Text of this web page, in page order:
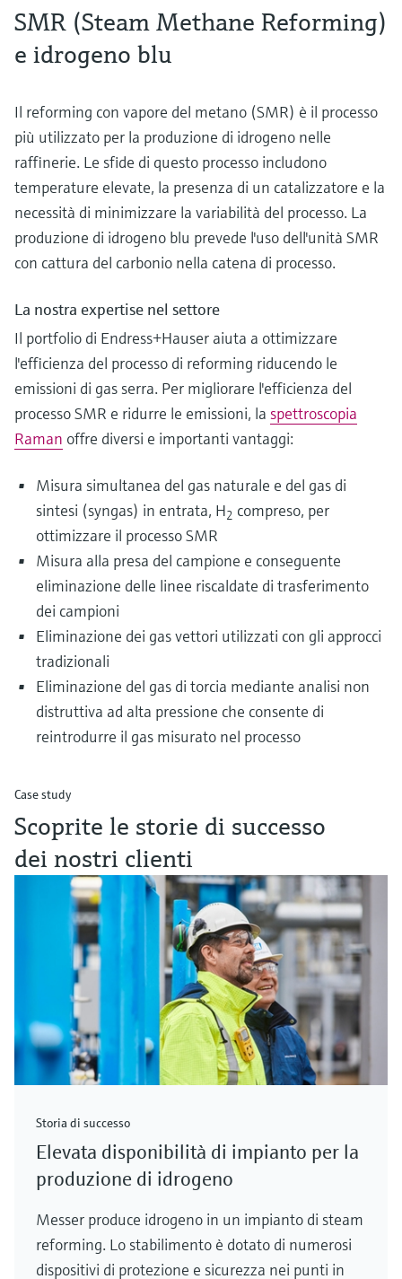
SMR (Steam Methane Reforming)
e idrogeno blu
Il reforming con vapore del metano (SMR) è il processo
più utilizzato per la produzione di idrogeno nelle
raffinerie. Le sfide di questo processo includono
temperature elevate, la presenza di un catalizzatore e la
necessità di minimizzare la variabilità del processo. La
produzione di idrogeno blu prevede l'uso dell'unità SMR
con cattura del carbonio nella catena di processo.
La nostra expertise nel settore
Il portfolio di Endress+Hauser aiuta a ottimizzare
l'efficienza del processo di reforming riducendo le
emissioni di gas serra. Per migliorare l'efficienza del
processo SMR e ridurre le emissioni, la spettroscopia
Raman offre diversi e importanti vantaggi:
Misura simultanea del gas naturale e del gas di
sintesi (syngas) in entrata, H2 compreso, per
ottimizzare il processo SMR
Misura alla presa del campione e conseguente
eliminazione delle linee riscaldate di trasferimento
dei campioni
Eliminazione dei gas vettori utilizzati con gli approcci
tradizionali
Eliminazione del gas di torcia mediante analisi non
distruttiva ad alta pressione che consente di
reintrodurre il gas misurato nel processo
Case study
Scoprite le storie di successo
dei nostri clienti
Storia di successo
Elevata disponibilità di impianto per la
produzione di idrogeno
Messer produce idrogeno in un impianto di steam
reforming. Lo stabilimento è dotato di numerosi
dispositivi di protezione e sicurezza nei punti in